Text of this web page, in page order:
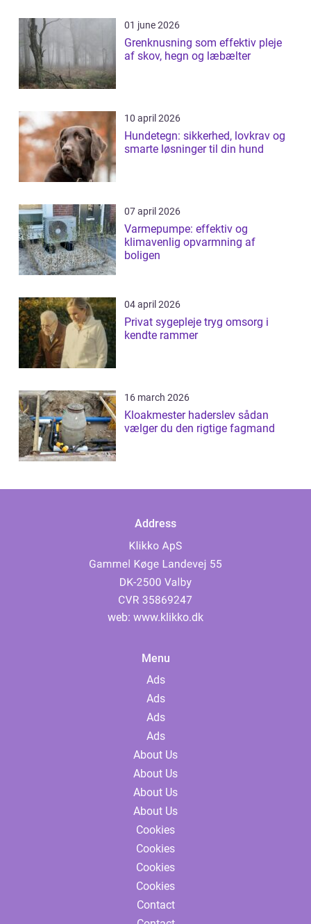
01 june 2026
Grenknusning som effektiv pleje
af skov, hegn og læbælter
10 april 2026
Hundetegn: sikkerhed, lovkrav og
smarte løsninger til din hund
07 april 2026
Varmepumpe: effektiv og
klimavenlig opvarmning af
boligen
04 april 2026
Privat sygepleje tryg omsorg i
kendte rammer
16 march 2026
Kloakmester haderslev sådan
vælger du den rigtige fagmand
Address
web: www.klikko.dk
Menu
Ads
Ads
Ads
Ads
About Us
About Us
About Us
About Us
Cookies
Cookies
Cookies
Cookies
Contact